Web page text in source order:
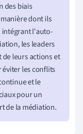
des biais
dont ils
intégrant l'auto-
les leaders
leurs actions et
les conflits
et le
pour un
de la médiation.